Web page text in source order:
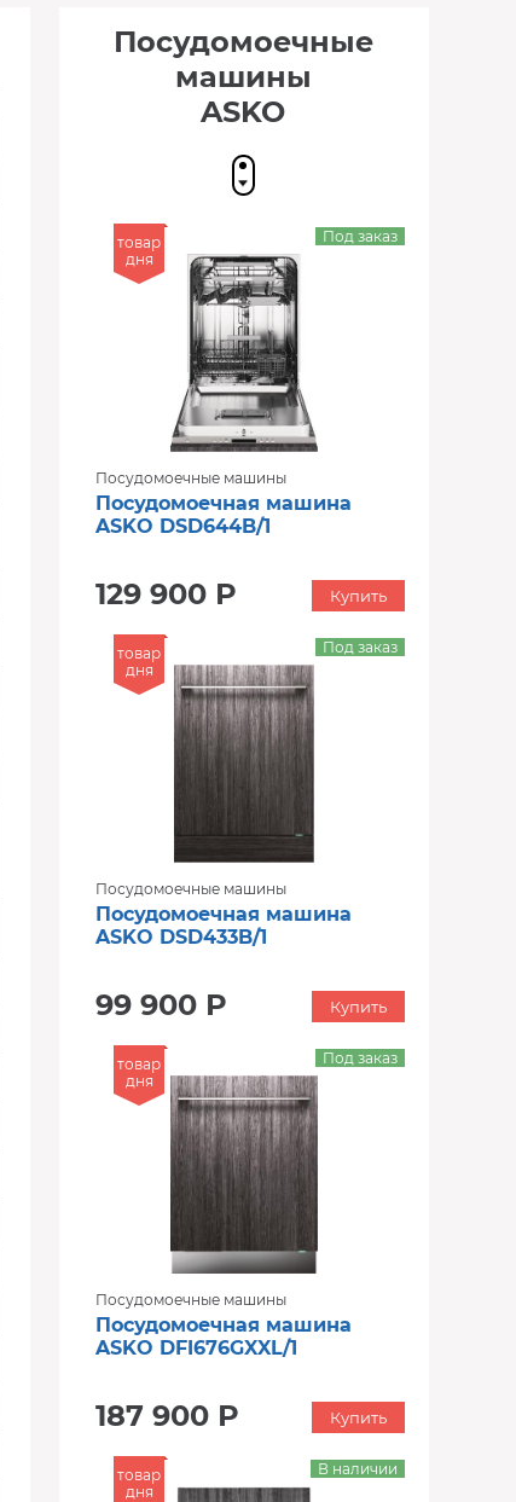
Посудомоечные
машины
ASKO
товар
дня
Посудомоечные машины
Посудомоечная машина
ASKO DSD644B/1
129 900 Р
Под заказ
Купить
товар
дня
Посудомоечные машины
Посудомоечная машина
ASKO DSD433B/1
99 900 Р
Под заказ
Купить
товар
дня
Посудомоечные машины
Посудомоечная машина
ASKO DFI676GXXL/1
187 900 Р
Под заказ
Купить
товар
дня
В наличии